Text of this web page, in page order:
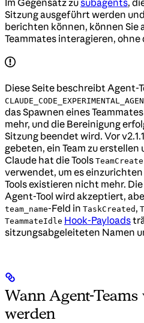
Im Gegensatz zusubagents,
Sitzung ausgeführt werden
berichten können, können Sie
Teammates interagieren, ohne
Diese Seite beschreibt Agent-
das Spawnen eines
mehr, und die Bereinigung
Sitzung beendet wird. Vor
gebeten, ein Team zu erstellen
Claude hat die Tools TeamCreate
verwendet, um es
Tools existieren nicht mehr. Die
Agent-Tool wird akzeptiert,
team_name-Feld in TaskCreated ,
TeammateIdle Hook-Payloads
sitzungsabgeleiteten Namen
Wann Agent-Teams
werden